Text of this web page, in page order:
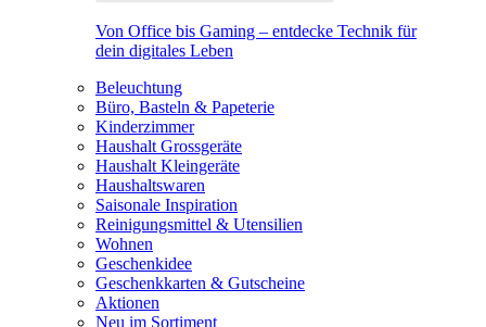
Von Office bis Gaming – entdecke Technik für
dein digitales Leben
Beleuchtung
Büro, Basteln & Papeterie
Kinderzimmer
Haushalt Grossgeräte
Haushalt Kleingeräte
Haushaltswaren
Saisonale Inspiration
Reinigungsmittel & Utensilien
Wohnen
Geschenkidee
Geschenkkarten & Gutscheine
Aktionen
Neu im Sortiment